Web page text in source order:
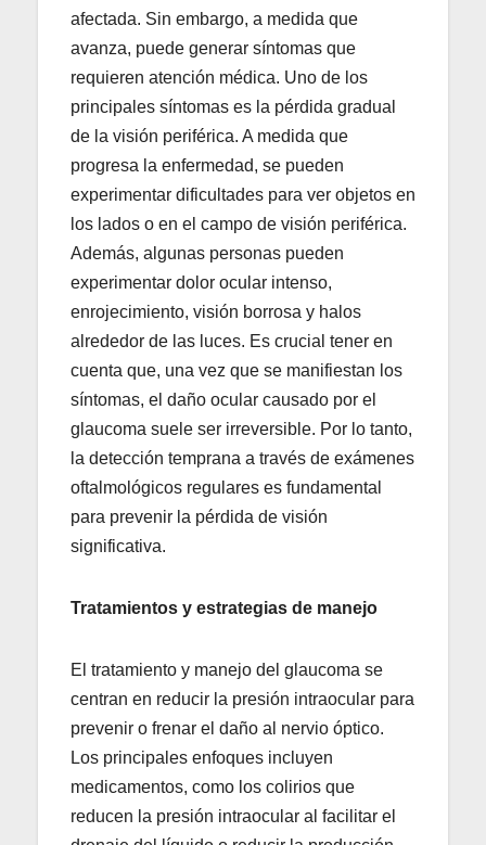
afectada. Sin embargo, a medida que
avanza, puede generar síntomas que
requieren atención médica. Uno de los
principales síntomas es la pérdida gradual
de la visión periférica. A medida que
progresa la enfermedad, se pueden
experimentar dificultades para ver objetos en
los lados o en el campo de visión periférica.
Además, algunas personas pueden
experimentar dolor ocular intenso,
enrojecimiento, visión borrosa y halos
alrededor de las luces. Es crucial tener en
cuenta que, una vez que se manifiestan los
síntomas, el daño ocular causado por el
glaucoma suele ser irreversible. Por lo tanto,
la detección temprana a través de exámenes
oftalmológicos regulares es fundamental
para prevenir la pérdida de visión
significativa.
Tratamientos y estrategias de manejo
El tratamiento y manejo del glaucoma se
centran en reducir la presión intraocular para
prevenir o frenar el daño al nervio óptico.
Los principales enfoques incluyen
medicamentos, como los colirios que
reducen la presión intraocular al facilitar el